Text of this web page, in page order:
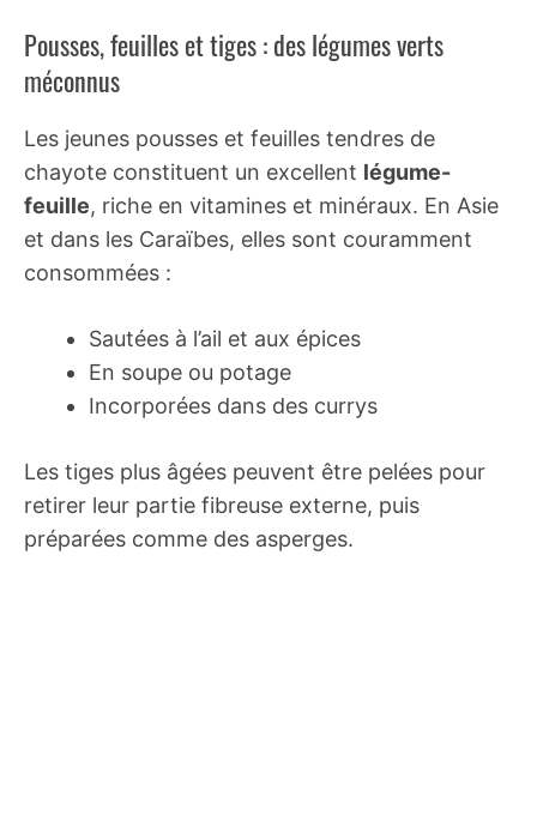
Pousses, feuilles et tiges : des légumes verts
méconnus
Les jeunes pousses et feuilles tendres de
chayote constituent un excellent légume-
feuille, riche en vitamines et minéraux. En Asie
et dans les Caraïbes, elles sont couramment
consommées :
Sautées à l’ail et aux épices
En soupe ou potage
Incorporées dans des currys
Les tiges plus âgées peuvent être pelées pour
retirer leur partie fibreuse externe, puis
préparées comme des asperges.